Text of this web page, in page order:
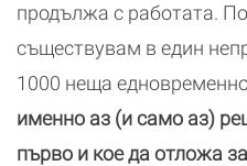
продължа с работата.
съществувам в един
1000 неща
именно аз (и само аз)
първо и кое да отложа